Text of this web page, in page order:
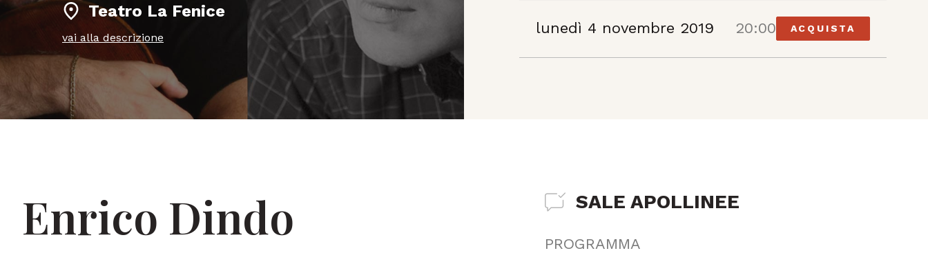
Teatro La Fenice
vai alla descrizione
lunedì 4 novembre 2019 20:00 ACQUISTA
Enrico Dindo SALE APOLLINEE
PROGRAMMA